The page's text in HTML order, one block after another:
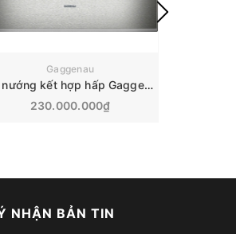
Gaggenau
Lò nướng kết hợp hấp Gaggenau Series 400 | BS451111
230.000.000₫
NHẬN BẢN TIN